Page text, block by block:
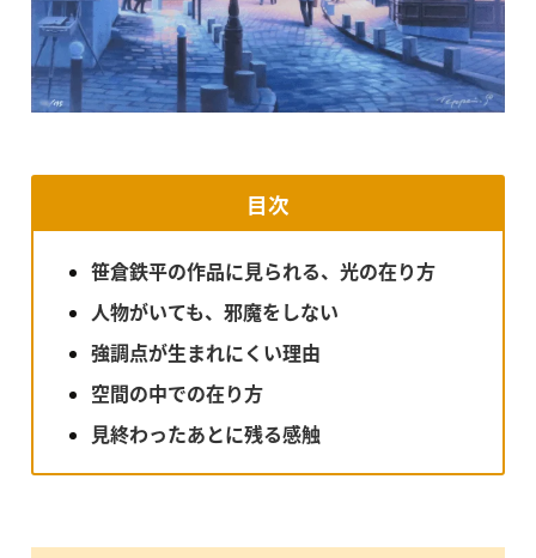
目次
笹倉鉄平の作品に見られる、光の在り方
人物がいても、邪魔をしない
強調点が生まれにくい理由
空間の中での在り方
見終わったあとに残る感触